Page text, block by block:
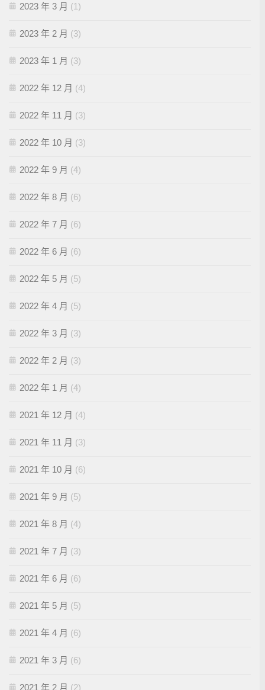
2023 年 3 月 (1)
2023 年 2 月 (3)
2023 年 1 月 (3)
2022 年 12 月 (4)
2022 年 11 月 (3)
2022 年 10 月 (3)
2022 年 9 月 (4)
2022 年 8 月 (6)
2022 年 7 月 (6)
2022 年 6 月 (6)
2022 年 5 月 (5)
2022 年 4 月 (5)
2022 年 3 月 (3)
2022 年 2 月 (3)
2022 年 1 月 (4)
2021 年 12 月 (4)
2021 年 11 月 (3)
2021 年 10 月 (6)
2021 年 9 月 (5)
2021 年 8 月 (4)
2021 年 7 月 (3)
2021 年 6 月 (6)
2021 年 5 月 (5)
2021 年 4 月 (6)
2021 年 3 月 (6)
2021 年 2 月 (2)